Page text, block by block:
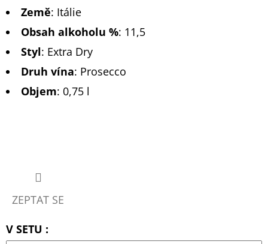
Země: Itálie
Obsah alkoholu %: 11,5
Styl: Extra Dry
Druh vína: Prosecco
Objem: 0,75 l
ZEPTAT SE
V SETU :